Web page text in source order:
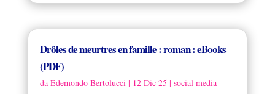
Drôles de meurtres en famille : roman : eBooks
(PDF)
da Edemondo Bertolucci| 12 Dic 25 | social media